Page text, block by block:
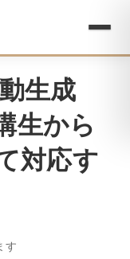
生成
生から
対応す
す